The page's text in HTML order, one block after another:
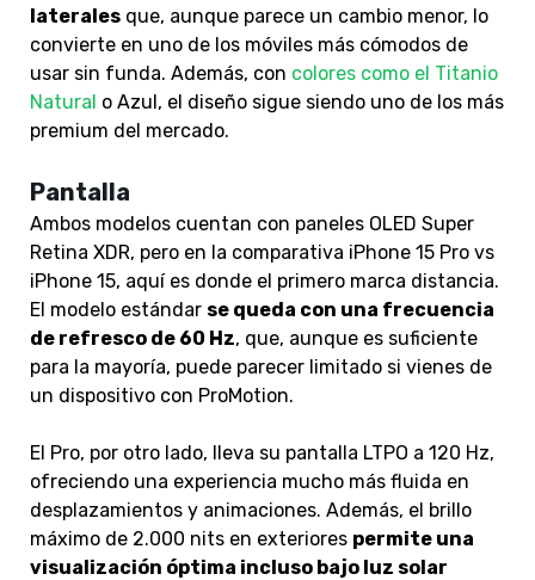
laterales que, aunque parece un cambio menor, lo
convierte en uno de los móviles más cómodos de
usar sin funda. Además, con colores como el Titanio
Natural o Azul, el diseño sigue siendo uno de los más
premium del mercado.
Pantalla
Ambos modelos cuentan con paneles OLED Super
Retina XDR, pero en la comparativa iPhone 15 Pro vs
iPhone 15, aquí es donde el primero marca distancia.
El modelo estándar se queda con una frecuencia
de refresco de 60 Hz, que, aunque es suficiente
para la mayoría, puede parecer limitado si vienes de
un dispositivo con ProMotion.
El Pro, por otro lado, lleva su pantalla LTPO a 120 Hz,
ofreciendo una experiencia mucho más fluida en
desplazamientos y animaciones. Además, el brillo
máximo de 2.000 nits en exteriores permite una
visualización óptima incluso bajo luz solar